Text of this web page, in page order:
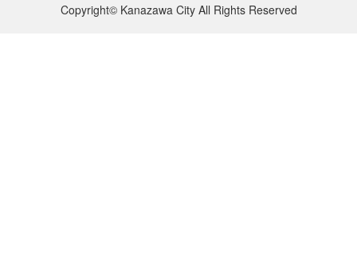
Copyright© Kanazawa City All Rights Reserved